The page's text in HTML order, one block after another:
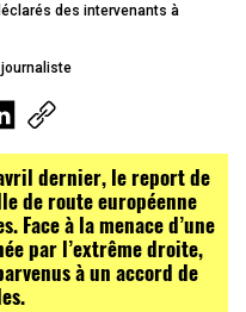
des intervenants à
dernier, le report de
de route européenne
Face à la menace d’une
par l’extrême droite,
à un accord de